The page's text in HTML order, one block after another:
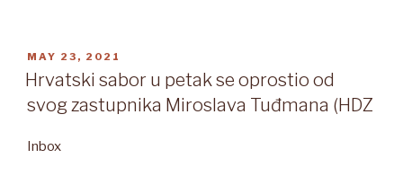
POSTED
ON
MAY 23, 2021
Hrvatski sabor u petak se oprostio od
svog zastupnika Miroslava Tuđmana (HDZ
Inbox